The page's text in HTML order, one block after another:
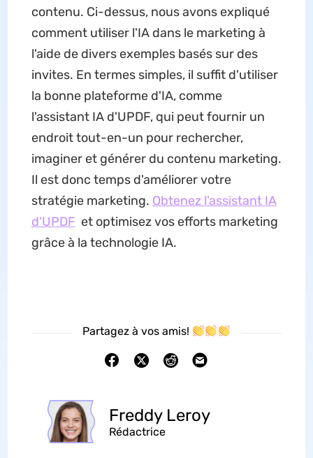
contenu. Ci-dessus, nous avons expliqué
comment utiliser l'IA dans le marketing à
l'aide de divers exemples basés sur des
invites. En termes simples, il suffit d'utiliser
la bonne plateforme d'IA, comme
l'assistant IA d'UPDF, qui peut fournir un
endroit tout-en-un pour rechercher,
imaginer et générer du contenu marketing.
Il est donc temps d'améliorer votre
stratégie marketing. Obtenez l'assistant IA
d'UPDF et optimisez vos efforts marketing
grâce à la technologie IA.
Partagez à vos amis!
Freddy Leroy
Rédactrice